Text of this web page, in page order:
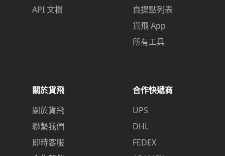
API 文檔
自提點列表
貨飛 App
所有工具
關於貨飛
關於貨飛
聯繫我們
即時客服
合作快遞商
UPS
DHL
FEDEX